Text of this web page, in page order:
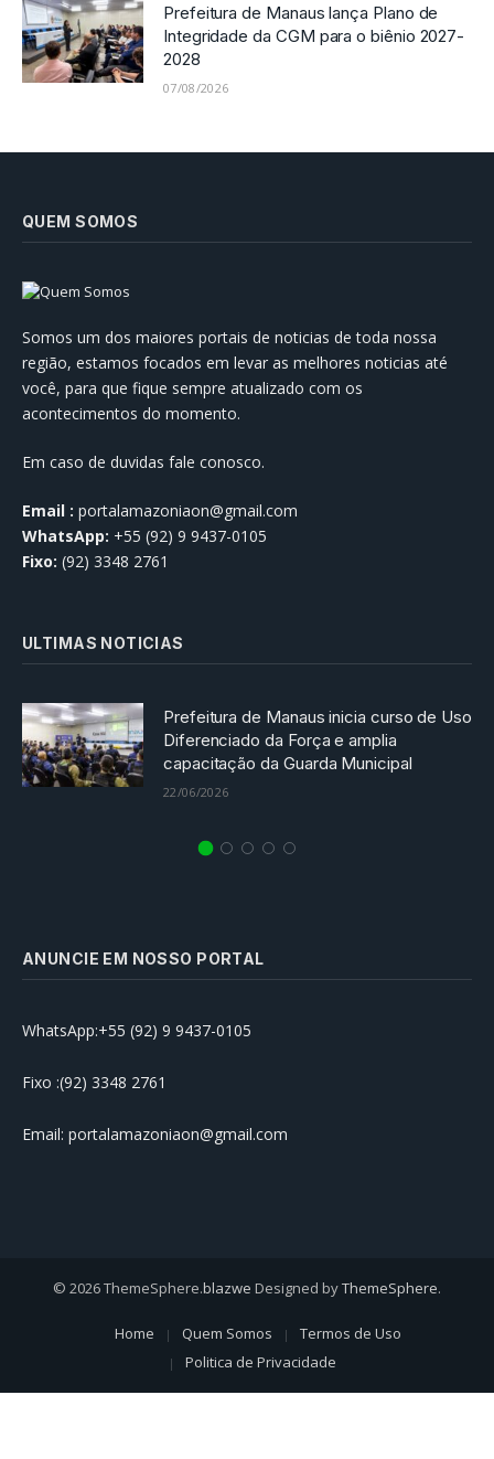
Prefeitura de Manaus lança Plano de
Integridade da CGM para o biênio 2027-
2028
07/08/2026
QUEM SOMOS
Somos um dos maiores portais de noticias de toda nossa
região, estamos focados em levar as melhores noticias até
você, para que fique sempre atualizado com os
acontecimentos do momento.
Em caso de duvidas fale conosco.
Email : portalamazoniaon@gmail.com
WhatsApp: +55 (92) 9 9437-0105
Fixo: (92) 3348 2761
ULTIMAS NOTICIAS
Prefeitura de Manaus inicia curso de Uso
Diferenciado da Força e amplia
capacitação da Guarda Municipal
22/06/2026
ANUNCIE EM NOSSO PORTAL
WhatsApp:+55 (92) 9 9437-0105
Fixo :(92) 3348 2761
Email: portalamazoniaon@gmail.com
© 2026 ThemeSphere.blazwe Designed byThemeSphere.
Home Quem Somos
Termos de Uso
Politica de Privacidade